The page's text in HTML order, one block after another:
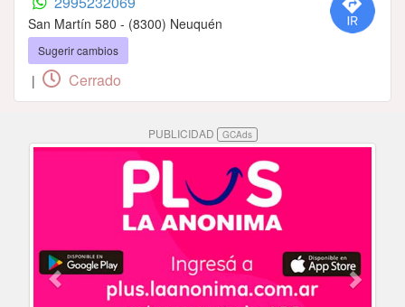
San Martín 580 - (8300) Neuquén
Sugerir cambios
| Cerrado
PUBLICIDAD GCAds